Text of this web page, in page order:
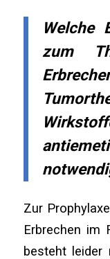
Welche
zum
Zur
Erbrechen im
besteht